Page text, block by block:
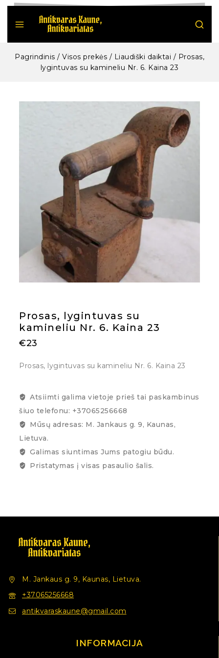
Pagrindinis / Visos prekės / Liaudiški daiktai / Prosas,
lygintuvas su kamineliu Nr. 6. Kaina 23
Prosas, lygintuvas su
kamineliu Nr. 6. Kaina 23
€23
Prosas, lygintuvas su kamineliu Nr. 6. Kaina 23
Atsiimti galima vietoje prieš tai paskambinus
šiuo telefonu: +37065256668
Mūsų adresas: M. Jankaus g. 9, Kaunas,
Lietuva.
Galimas siuntimas Jums patogiu būdu.
Pristatymas į visas pasaulio šalis.
M. Jankaus g. 9, Kaunas, Lietuva.
+37065256668
antikvaraskaune@gmail.com
INFORMACIJA